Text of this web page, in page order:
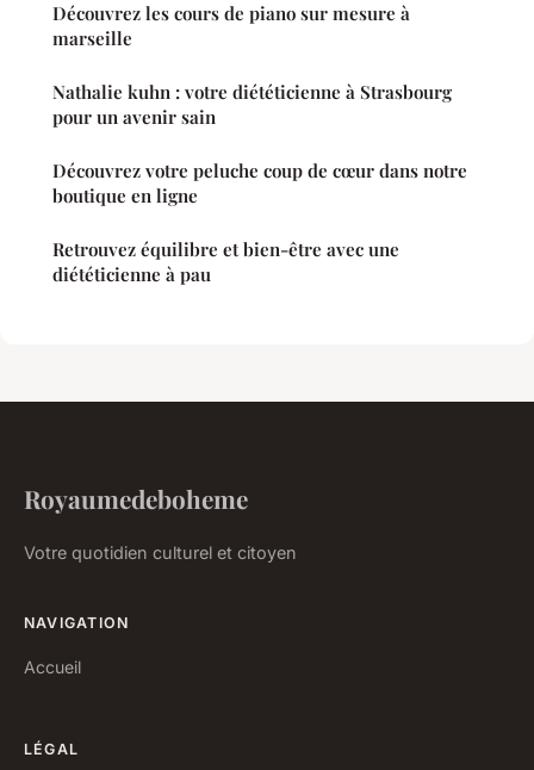
Découvrez les cours de piano sur mesure à
marseille
Nathalie kuhn : votre diététicienne à Strasbourg
pour un avenir sain
Découvrez votre peluche coup de cœur dans notre
boutique en ligne
Retrouvez équilibre et bien-être avec une
diététicienne à pau
Royaumedeboheme
Votre quotidien culturel et citoyen
NAVIGATION
Accueil
LÉGAL